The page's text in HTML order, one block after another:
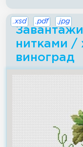
нитками /
виноград
.xsd .pdf .jpg